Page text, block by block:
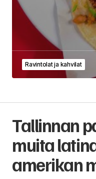
Ravintolat ja kahvilat
Tallinnan
muita
amerikan